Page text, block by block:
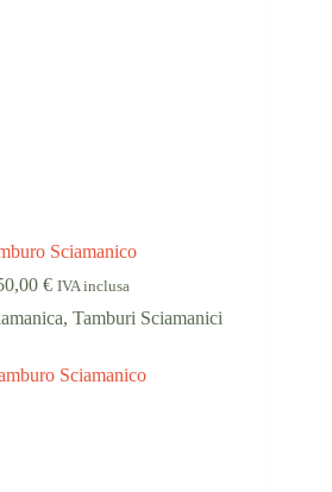
Sciamanico
€ IVA inclusa
,Tamburi Sciamanici